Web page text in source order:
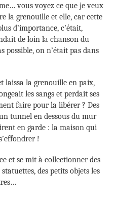
vous voyez ce que je veux
la grenouille et elle, car cette
d’importance, c’était,
de loin la chanson du
possible, on n’était pas dans
laissa la grenouille en paix,
les sangs et perdait ses
faire pour la libérer ? Des
tunnel en dessous du mur
en garde : la maison qui
!
et se mit à collectionner des
des petits objets les